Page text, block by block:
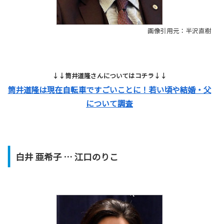
画像引用元：半沢直樹
↓↓筒井道隆さんについてはコチラ↓↓
筒井道隆は現在自転車ですごいことに！若い頃や結婚・父
について調査
白井 亜希子 … 江口のりこ